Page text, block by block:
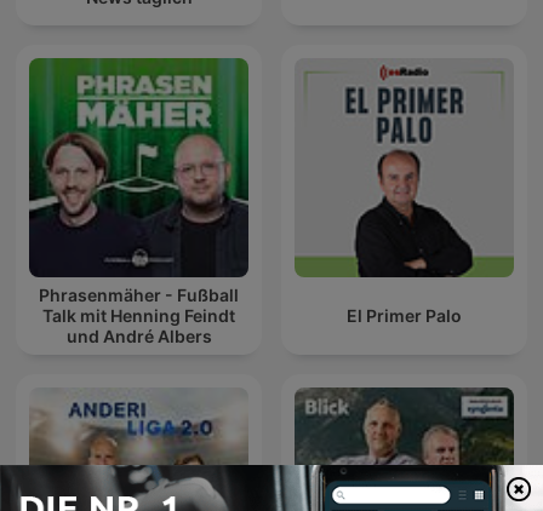
Phrasenmäher - Fußball
Talk mit Henning Feindt
und André Albers
El Primer Palo